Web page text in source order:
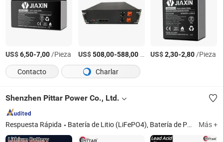
US$6,50-7,00/Pieza US$508,00-588,00/Pieza US$2,30-2,80/Pieza
Contacto
Charlar
Shenzhen Pittar Power Co., Ltd.
Respuesta Rápida Batería de Litio (LiFePO4), Batería de Plomo Ácido, Batería de Sodio de Arranque y Parada, Batería de Litio de Potencia, Sistema de Almacenamiento de Energía (Ess), Estación de Energía Portátil, Panel Solar, Controlador de Carga Solar, Batería Solar, Inversor Híbrido Más +